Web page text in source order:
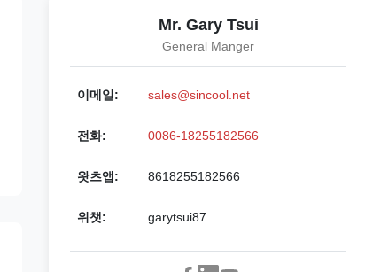
Mr. Gary Tsui
General Manger
이메일: sales@sincool.net
전화: 0086-18255182566
왓츠앱: 8618255182566
위챗: garytsui87